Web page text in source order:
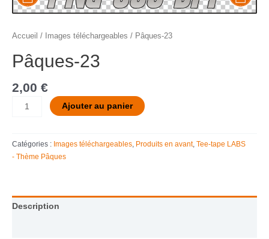
Accueil / Images téléchargeables / Pâques-23
Pâques-23
2,00 €
Ajouter au panier
Catégories : Images téléchargeables Produits en avant, Tee-tape LABS
- Thème Pâques
Description